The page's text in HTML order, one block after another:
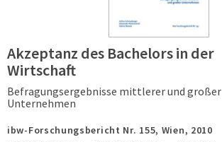
Akzeptanz des Bachelors in der
Wirtschaft
Befragungsergebnisse mittlerer und großer
Unternehmen
ibw-Forschungsbericht Nr. 155, Wien, 2010